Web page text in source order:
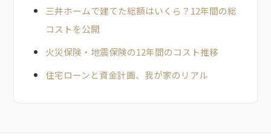
三井ホームで建てた総額はいくら？12年間の総
コストを公開
火災保険・地震保険の12年間のコスト推移
住宅ローンと資金計画、我が家のリアル